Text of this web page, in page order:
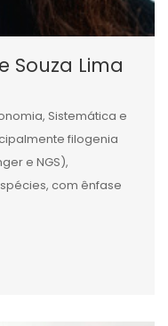
Souza Lima
Sistemática e
filogenia
e NGS),
com ênfase